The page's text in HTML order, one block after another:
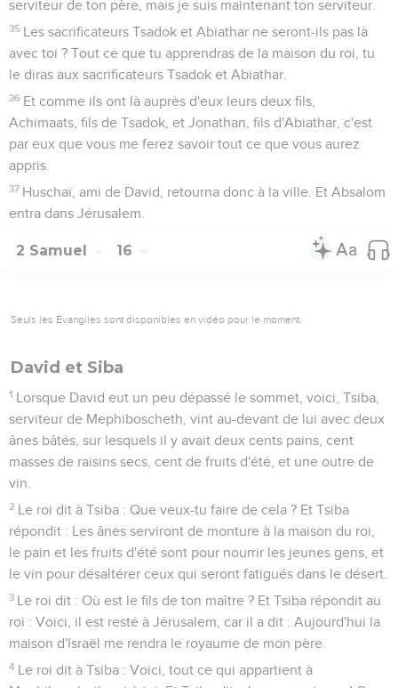
serviteur de ton père, mais je suis maintenant ton serviteur.
35 Les sacrificateurs Tsadok et Abiathar ne seront-ils pas là
avec toi ? Tout ce que tu apprendras de la maison du roi, tu
le diras aux sacrificateurs Tsadok et Abiathar.
36 Et comme ils ont là auprès d'eux leurs deux fils,
Achimaats, fils de Tsadok, et Jonathan, fils d'Abiathar, c'est
par eux que vous me ferez savoir tout ce que vous aurez
appris.
37 Huschaï, ami de David, retourna donc à la ville. Et Absalom
entra dans Jérusalem.
2 Samuel 16
Seuls les Évangiles sont disponibles en vidéo pour le moment.
David et Siba
1 Lorsque David eut un peu dépassé le sommet, voici, Tsiba,
serviteur de Mephiboscheth, vint au-devant de lui avec deux
ânes bâtés, sur lesquels il y avait deux cents pains, cent
masses de raisins secs, cent de fruits d'été, et une outre de
vin.
2 Le roi dit à Tsiba : Que veux-tu faire de cela ? Et Tsiba
répondit : Les ânes serviront de monture à la maison du roi,
le pain et les fruits d'été sont pour nourrir les jeunes gens, et
le vin pour désaltérer ceux qui seront fatigués dans le désert.
3 Le roi dit : Où est le fils de ton maître ? Et Tsiba répondit au
roi : Voici, il est resté à Jérusalem, car il a dit : Aujourd'hui la
maison d'Israël me rendra le royaume de mon père.
4 Le roi dit à Tsiba : Voici, tout ce qui appartient à